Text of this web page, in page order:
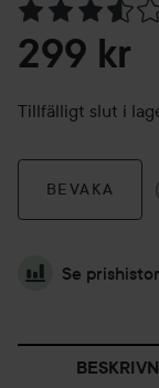
Hoppa till Betyg
299 kr
Tillfälligt slut i
BEVAKA
Se